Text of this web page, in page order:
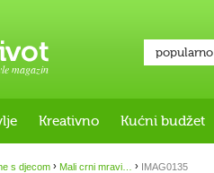
magazin
popularno
Kreativno Kućni budžet
s djecom › Mali crni mravi… › IMAG0135